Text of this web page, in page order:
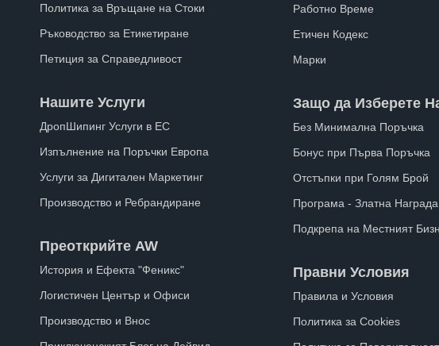
Политика за Връщане на Стоки
Ръководство за Етикетиране
Петиция за Справедливост
Нашите Услуги
ДропШипинг Услуги в ЕС
Изпълнение на Поръчки Европа
Услуги за Дигитален Маркетинг
Производство и Ребрандиране
Преоткрийте AW
История и Ефекта "Феникс"
Логистичен Център и Офиси
Производство и Внос
Работно Време
Етичен Кодекс
Марки
Защо да Изберете
Без Минимална Поръчка
Бонус при Първа Поръчка
Отстъпки при Голям Брой
Програма - Златна Награда
Подкрепа на Местният
Правни Условия
Правила и Условия
Политика за Cookies